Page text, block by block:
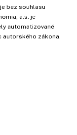
bez souhlasu
a.s. je
automatizované
zákona.